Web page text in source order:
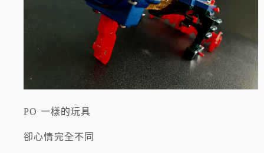
PO 一樣的玩具
卻心情完全不同